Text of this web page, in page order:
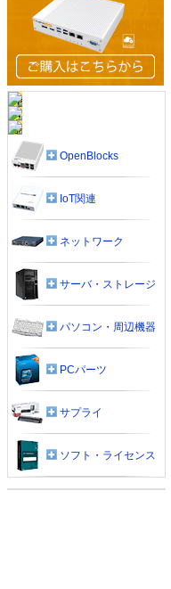
OpenBlocks
IoT関連
ネットワーク
サーバ・ストレージ
パソコン・周辺機器
PCパーツ
サプライ
ソフト・ライセンス